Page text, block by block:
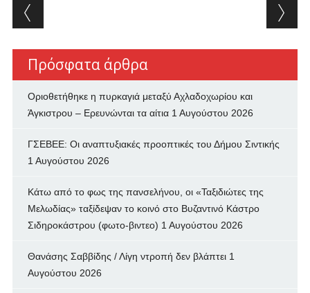
Post navigation
Πρόσφατα άρθρα
Οριοθετήθηκε η πυρκαγιά μεταξύ Αχλαδοχωρίου και
Άγκιστρου – Ερευνώνται τα αίτια 1 Αυγούστου 2026
ΓΣΕΒΕΕ: Οι αναπτυξιακές προοπτικές του Δήμου Σιντικής
1 Αυγούστου 2026
Κάτω από το φως της πανσελήνου, οι «Ταξιδιώτες της
Μελωδίας» ταξίδεψαν το κοινό στο Βυζαντινό Κάστρο
Σιδηροκάστρου (φωτο-βιντεο) 1 Αυγούστου 2026
Θανάσης Σαββίδης / Λίγη ντροπή δεν βλάπτει 1
Αυγούστου 2026